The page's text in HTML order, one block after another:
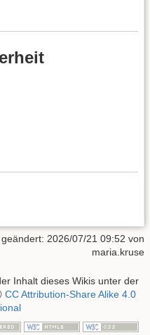
geändert: 2026/07/21 09:52 von
maria.kruse
Inhalt dieses Wikis unter der
CC Attribution-Share Alike 4.0